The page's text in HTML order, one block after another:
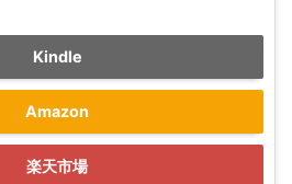
Kindle
Amazon
楽天市場